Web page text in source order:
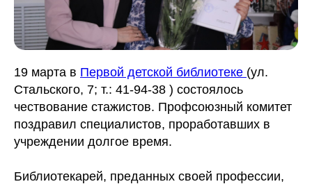
19 марта в Первой детской библиотеке (ул.
Стальского, 7; т.: 41-94-38 ) состоялось
чествование стажистов. Профсоюзный комитет
поздравил специалистов, проработавших в
учреждении долгое время.
Библиотекарей, преданных своей профессии,